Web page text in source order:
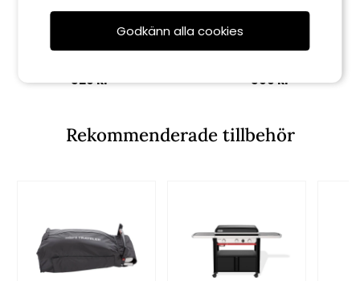
329 kr 399 kr
Rekommenderade tillbehör
Godkänn alla cookies